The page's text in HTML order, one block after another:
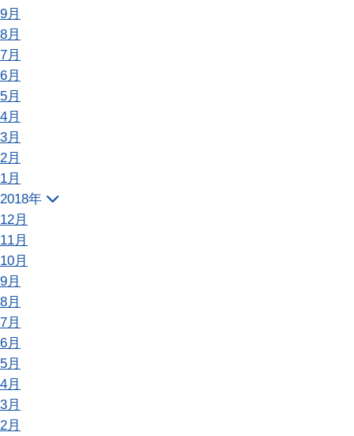
9月
8月
7月
6月
5月
4月
3月
2月
1月
2018年
12月
11月
10月
9月
8月
7月
6月
5月
4月
3月
2月